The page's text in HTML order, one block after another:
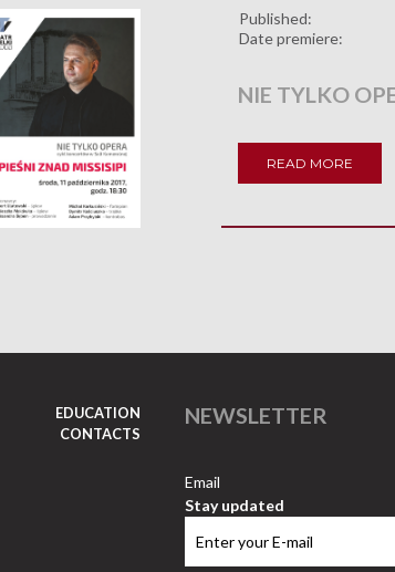
Published:
Date premiere:
NIE TYLKO
READ MORE
EDUCATION
CONTACTS
NEWSLETTER
Email
Stay updated